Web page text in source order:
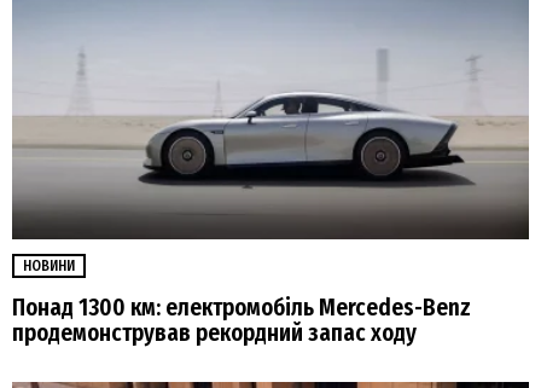
НОВИНИ
Понад 1300 км: електромобіль Mercedes-Benz
продемонстрував рекордний запас ходу